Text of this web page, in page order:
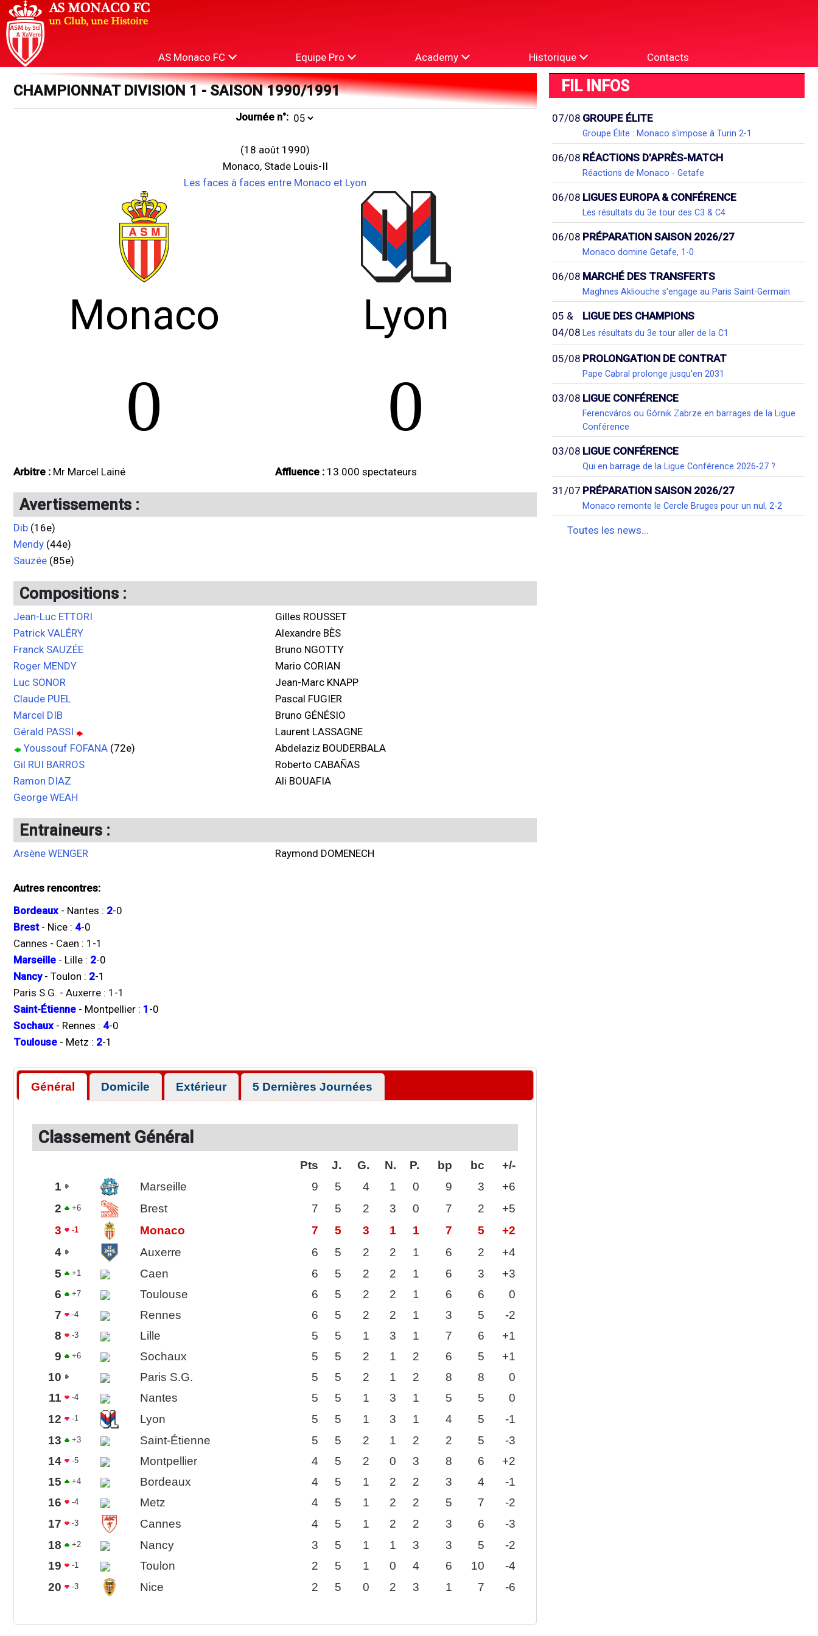
AS Monaco FC Equipe Pro Academy Historique Contacts
CHAMPIONNAT DIVISION 1 - SAISON 1990/1991
Journée n°:
(18 août 1990)
Monaco, Stade Louis-II
Les faces à faces entre Monaco et Lyon
Monaco Lyon
0 0
Arbitre : Mr Marcel Lainé Affluence : 13.000 spectateurs
Avertissements :
Dib (16e)
Mendy (44e)
Sauzée (85e)
Compositions :
Jean-Luc ETTORI
Patrick VALÉRY
Franck SAUZÉE
Roger MENDY
Luc SONOR
Claude PUEL
Marcel DIB
Gérald PASSI
Youssouf FOFANA (72e)
Gil RUI BARROS
Ramon DIAZ
George WEAH
Gilles ROUSSET
Alexandre BÈS
Bruno NGOTTY
Mario CORIAN
Jean-Marc KNAPP
Pascal FUGIER
Bruno GÉNÉSIO
Laurent LASSAGNE
Abdelaziz BOUDERBALA
Roberto CABAÑAS
Ali BOUAFIA
Entraineurs :
Arsène WENGER Raymond DOMENECH
Autres rencontres:
Bordeaux - Nantes : 2-0
Brest- Nice : 4-0
Cannes - Caen : 1 -1
Marseille - Lille : 2-0
Nancy- Toulon : 2-1
Paris S.G. - Auxerre : 1 -1
Saint-Étienne - Montpellier : 1 -0
Sochaux - Rennes : 4-0
Toulouse - Metz : 2-1
Général Domicile Extérieur 5 Dernières Journées
Classement Général
Pts J. G. N. P. bp bc
+/-
1
Marseille 9 5 4 1 0 9 3
+6
2
+6 Brest 7 5 2 3 0 7 2
+5
3
-1 Monaco 7 5 3 1 1 7 5
+2
4
Auxerre 6 5 2 2 1 6 2
+4
5
+1 Caen 6 5 2 2 1 6 3
+3
6
+7 Toulouse 6 5 2 2 1 6 6
0
7
-4 Rennes 6 5 2 2 1 3 5
-2
8
-3 Lille 5 5 1 3 1 7 6
+1
9
+6 Sochaux 5 5 2 1 2 6 5
+1
10
Paris S.G. 5 5 2 1 2 8 8
0
11
-4 Nantes 5 5 1 3 1 5 5
0
12
-1 Lyon 5 5 1 3 1 4 5
-1
13
+3 Saint-Étienne 5 5 2 1 2 2 5
-3
14
-5 Montpellier 4 5 2 0 3 8 6
+2
15
+4 Bordeaux 4 5 1 2 2 3 4
-1
16
-4 Metz 4 5 1 2 2 5 7
-2
17
-3 Cannes 4 5 1 2 2 3 6
-3
18
+2 Nancy 3 5 1 1 3 3 5
-2
19
-1 Toulon 2 5 1 0 4 6 10
-4
20
-3 Nice 2 5 0 2 3 1 7 -6
FIL INFOS
07/08 GROUPE ÉLITE
Groupe Élite : Monaco s'impose à Turin 2-1
06/08 RÉACTIONS D'APRÈS-MATCH
Réactions de Monaco - Getafe
06/08 LIGUES EUROPA & CONFÉRENCE
Les résultats du 3e tour des C3 & C4
06/08 PRÉPARATION SAISON 2026/27
Monaco domine Getafe, 1-0
06/08 MARCHÉ DES TRANSFERTS
Maghnes Akliouche s'engage au Paris Saint-Germain
05 &
04/08
LIGUE DES CHAMPIONS
Les résultats du 3e tour aller de la C1
05/08 PROLONGATION DE CONTRAT
Pape Cabral prolonge jusqu'en 2031
03/08 LIGUE CONFÉRENCE
Ferencváros ou Górnik Zabrze en barrages de la Ligue
Conférence
03/08 LIGUE CONFÉRENCE
Qui en barrage de la Ligue Conférence 2026-27 ?
31/07 PRÉPARATION SAISON 2026/27
Monaco remonte le Cercle Bruges pour un nul, 2-2
Toutes les news...